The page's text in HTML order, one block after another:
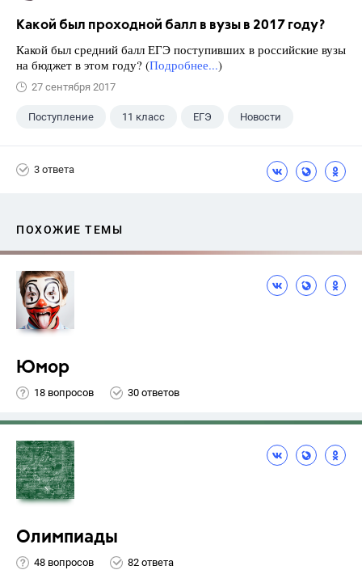
Какой был проходной балл в вузы в 2017 году?
Какой был средний балл ЕГЭ поступивших в российские вузы
на бюджет в этом году? (Подробнее...)
27 сентября 2017
Поступление 11 класс ЕГЭ Новости
3 ответа
ПОХОЖИЕ ТЕМЫ
Юмор
18 вопросов 30 ответов
Олимпиады
48 вопросов 82 ответа